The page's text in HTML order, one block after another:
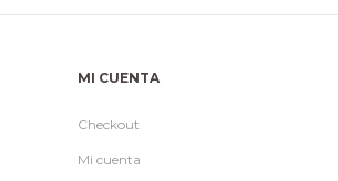
MI CUENTA
Checkout
Mi cuenta